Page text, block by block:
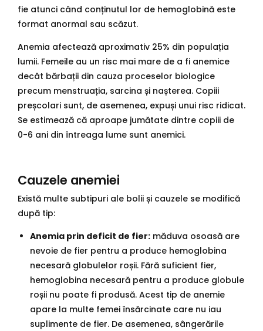
fie atunci când conținutul lor de hemoglobină este
format anormal sau scăzut.
Anemia afectează aproximativ 25% din populația
lumii. Femeile au un risc mai mare de a fi anemice
decât bărbații din cauza proceselor biologice
precum menstruația, sarcina și nașterea. Copiii
preșcolari sunt, de asemenea, expuși unui risc ridicat.
Se estimează că aproape jumătate dintre copiii de
0-6 ani din întreaga lume sunt anemici.
Cauzele anemiei
Există multe subtipuri ale bolii și cauzele se modifică
după tip:
Anemia prin deficit de fier: măduva osoasă are
nevoie de fier pentru a produce hemoglobina
necesară globulelor roșii. Fără suficient fier,
hemoglobina necesară pentru a produce globule
roșii nu poate fi produsă. Acest tip de anemie
apare la multe femei însărcinate care nu iau
suplimente de fier. De asemenea, sângerările